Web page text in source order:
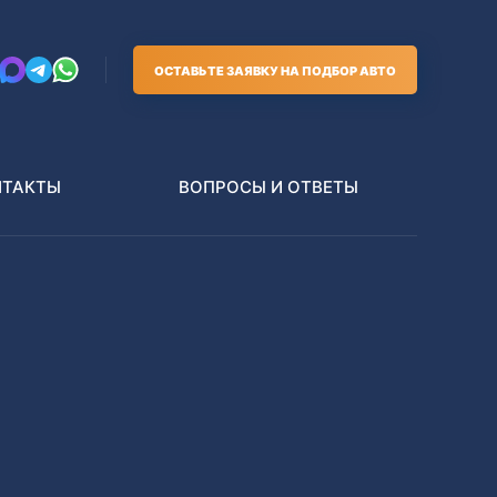
ОСТАВЬТЕ ЗАЯВКУ НА ПОДБОР АВТО
ВОПРОСЫ И ОТВЕТЫ